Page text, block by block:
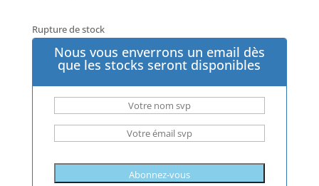
Rupture de stock
Nous vous enverrons un email dès
que les stocks seront disponibles